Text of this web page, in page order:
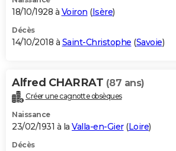
18/10/1928 à Voiron (Isère)
Décès
14/10/2018 à Saint-Christophe (Savoie)
Alfred CHARRAT (87 ans)
Créer une cagnotte obsèques
Naissance
23/02/1931 à la Valla-en-Gier(Loire)
Décès